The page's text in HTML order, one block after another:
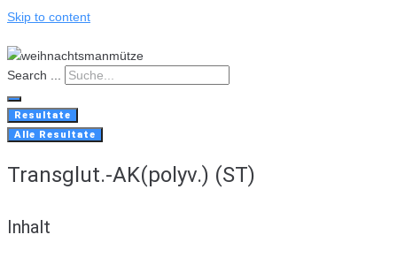
Skip to content
Search ...
Resultate
Alle Resultate
Transglut.-AK(polyv.) (ST)
Inhalt